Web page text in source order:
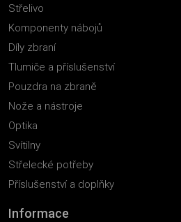
Střelivo
Komponenty nábojů
Díly zbraní
Tlumiče a příslušenství
Pouzdra na zbraně
Nože a nástroje
Optika
Svítilny
Střelecké potřeby
Příslušenství a doplňky
Informace